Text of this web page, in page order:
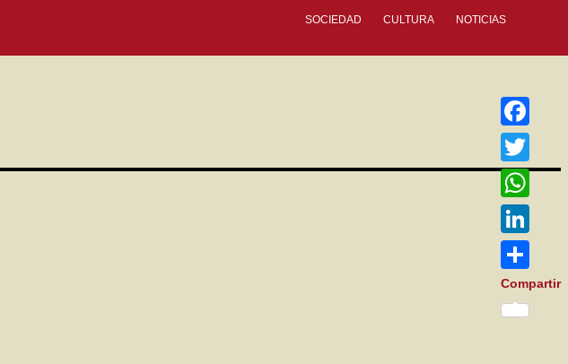
SOCIEDAD CULTURA NOTICIAS
Facebook
Twitter
WhatsApp
LinkedIn
Compartir